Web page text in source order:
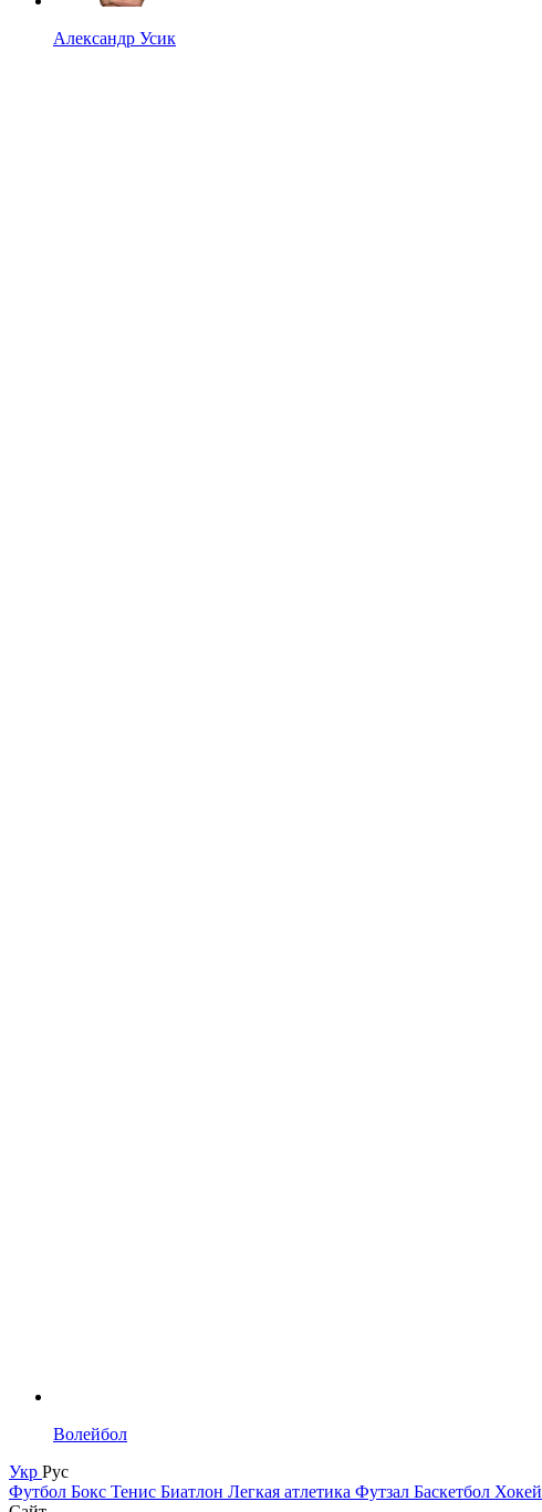
Александр Усик
Волейбол
Укр Рус
Футбол Бокс Тенис Биатлон Легкая атлетика Футзал Баскетбол Хокей